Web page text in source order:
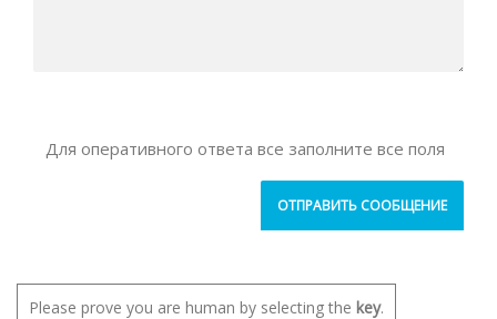
Для оперативного ответа все заполните все поля
Please prove you are human by selecting the key.